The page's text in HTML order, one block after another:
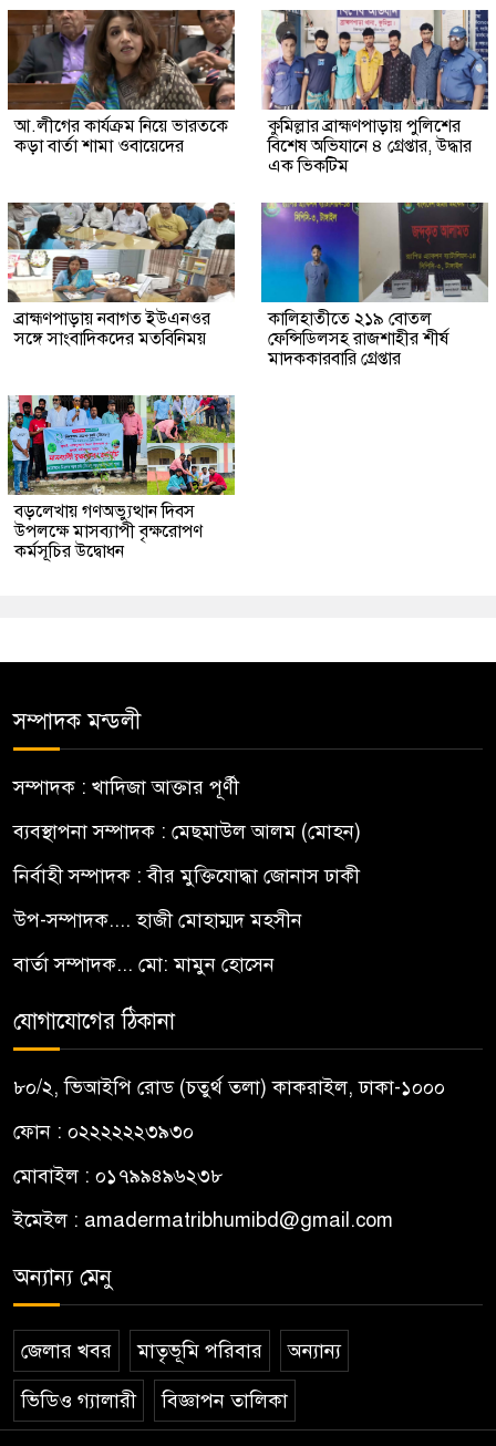
আ.লীগের কার্যক্রম নিয়ে ভারতকে
কড়া বার্তা শামা ওবায়েদের
কুমিল্লার ব্রাহ্মণপাড়ায় পুলিশের
বিশেষ অভিযানে ৪ গ্রেপ্তার, উদ্ধার
এক ভিকটিম
ব্রাহ্মণপাড়ায় নবাগত ইউএনওর
সঙ্গে সাংবাদিকদের মতবিনিময়
কালিহাতীতে ২১৯ বোতল
ফেন্সিডিলসহ রাজশাহীর শীর্ষ
মাদককারবারি গ্রেপ্তার
বড়লেখায় গণঅভ্যুত্থান দিবস
উপলক্ষে মাসব্যাপী বৃক্ষরোপণ
কর্মসূচির উদ্বোধন
সম্পাদক মন্ডলী
সম্পাদক : খাদিজা আক্তার পূর্ণী
ব্যবস্থাপনা সম্পাদক : মেছমাউল আলম (মোহন)
নির্বাহী সম্পাদক : বীর মুক্তিযোদ্ধা জোনাস ঢাকী
উপ-সম্পাদক.... হাজী মোহাম্মদ মহসীন
বার্তা সম্পাদক... মো: মামুন হোসেন
যোগাযোগের ঠিকানা
৮০/২, ভিআইপি রোড (চতুর্থ তলা) কাকরাইল, ঢাকা-১০০০
ফোন : ০২২২২২২৩৯৩০
মোবাইল : ০১৭৯৯৪৯৬২৩৮
ইমেইল : amadermatribhumibd@gmail.com
অন্যান্য মেনু
জেলার খবর মাতৃভূমি পরিবার অন্যান্য
ভিডিও গ্যালারী বিজ্ঞাপন তালিকা